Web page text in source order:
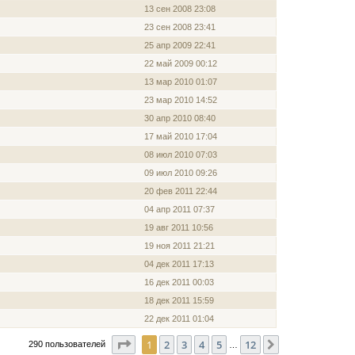
13 сен 2008 23:08
23 сен 2008 23:41
25 апр 2009 22:41
22 май 2009 00:12
13 мар 2010 01:07
23 мар 2010 14:52
30 апр 2010 08:40
17 май 2010 17:04
08 июл 2010 07:03
09 июл 2010 09:26
20 фев 2011 22:44
04 апр 2011 07:37
19 авг 2011 10:56
19 ноя 2011 21:21
04 дек 2011 17:13
16 дек 2011 00:03
18 дек 2011 15:59
22 дек 2011 01:04
290 пользователей Страница1 из 12
1 2 3 4 5 12